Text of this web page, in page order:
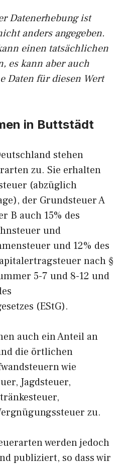
Datenerhebung ist
anders angegeben.
einen tatsächlichen
es kann aber auch
Daten für diesen Wert
in Buttstädt
stehen
zu. Sie erhalten
(abzüglich
der Grundsteuer A
B auch 15% des
und
und 12% des
nach §
5-7 und 8-12 und
(EStG).
auch ein Anteil an
die örtlichen
wie
Jagdsteuer,
zu.
werden jedoch
publiziert, so dass wir